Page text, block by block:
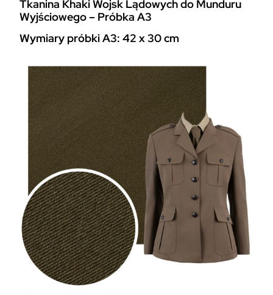
a
T
k
a
o
w
e
Tkanina Khaki Wojsk Lądowych do Munduru
Wyjściowego – Próbka A3
Wymiary próbki A3: 42 x 30 cm